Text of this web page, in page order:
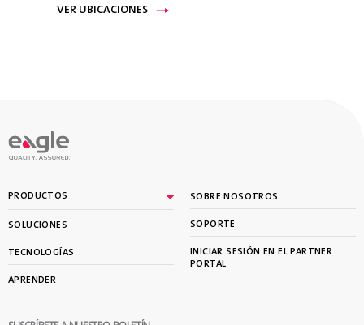
VER UBICACIONES
PRODUCTOS
SOLUCIONES
TECNOLOGÍAS
APRENDER
SOBRE NOSOTROS
SOPORTE
INICIAR SESIÓN EN EL PARTNER
PORTAL